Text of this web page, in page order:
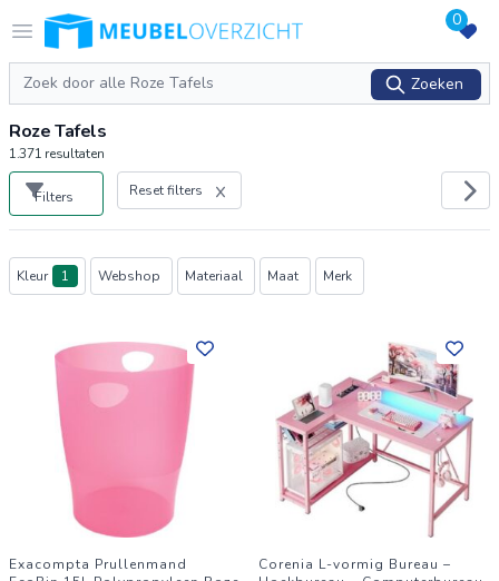
Open menu
Logo Meubeloverzicht.nl 0
Zoeken
Zoeken
Roze Tafels
1.371 resultaten
Filters Reset filters
Producten
Kleur 1 Webshop Materiaal Maat Merk
Exacompta Prullenmand
Corenia L-vormig Bureau –